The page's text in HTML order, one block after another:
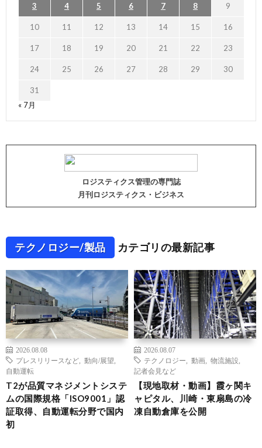
3 4 5 6 7 8 9
10 11 12 13 14 15 16
17 18 19 20 21 22 23
24 25 26 27 28 29 30
31
« 7月
ロジスティクス管理の専門誌
月刊ロジスティクス・ビジネス
テクノロジー/製品 カテゴリの最新記事
2026.08.08
プレスリリースなど
動向/展望
自動運転
T2が品質マネジメントシステ
ムの国際規格「ISO9001」認
証取得、自動運転分野で国内
初
2026.08.07
テクノロジー
動画 物流施設
記者会見など
【現地取材・動画】霞ヶ関キ
ャピタル、川崎・東扇島の冷
凍自動倉庫を公開